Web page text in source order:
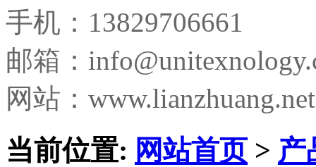
手机：13829706661
邮箱：
网站：www.lianzhuang.net
当前位置: 网站首页> 产